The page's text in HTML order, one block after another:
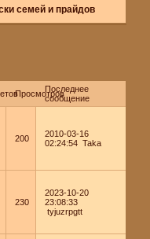
семей и прайдов
ПросмотровПоследнее
сообщение
200
2010-03-16
02:24:54 Taka
230
2023-10-20
23:08:33
tyjuzrpgtt